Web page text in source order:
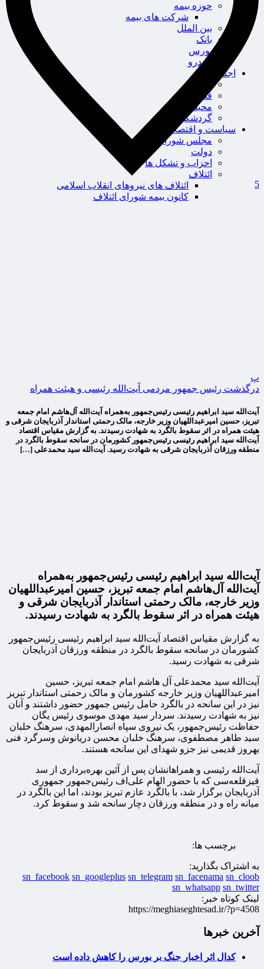
حوزه بیمه
شرکت های بیمه
بین الملل
بانک
بورس
خودرو
اجتماعی
سلامت
قضایی
محیط زیست
گردشگری
سیاست و اقتصاد
مجلس شورای اسلامی
دولت
احزاب و تشکل ها
ائتلاف
ائتلاف های نیروهای انقلاب اسلامی
کانون بیمه شورای ائتلاف
5
پ
درگذشت رئیس جمهور مردمی آیت‌الله رئیسی و هیئت همراه
آیت‌الله سید ابراهیم رئیسی رئیس‌جمهور به‌همراه آیت‌الله آل‌هاشم امام جمعه
تبریز، حسین امیرعبداللهیان وزیر خارجه، مالک رحمتی استاندار آذربایجان شرقی و
هیئت همراه در اثر سقوط بالگرد به شهادت رسیدند. به گزارش مقیاس اقتصاد
آیت‌الله سید ابراهیم رئیسی رئیس‌جمهور کشورمان در سانحه سقوط بالگرد در
منطقه ورزقان آذربایجان شرقی به شهادت رسید. آیت‌الله سید محمدعلی […]
آیت‌الله سید ابراهیم رئیسی رئیس‌جمهور به‌همراه
آیت‌الله آل‌هاشم امام جمعه تبریز، حسین امیرعبداللهیان
وزیر خارجه، مالک رحمتی استاندار آذربایجان شرقی و
هیئت همراه در اثر سقوط بالگرد به شهادت رسیدند.
به گزارش مقیاس اقتصاد آیت‌الله سید ابراهیم رئیسی رئیس‌جمهور
کشورمان در سانحه سقوط بالگرد در منطقه ورزقان آذربایجان
شرقی به شهادت رسید.
آیت‌الله سید محمدعلی آل هاشم امام جمعه تبریز، حسین
امیرعبداللهیان وزیر خارجه کشورمان و مالک رحمتی استاندار تبریز
نیز در این سانحه در بالگرد حامل رئیس جمهور حضور داشتند و آنان
نیز به شهادت رسیدند. سردار سید مهدی موسوی رئیس یگان
حفاظت رئیس‌جمهور، یک نیروی سپاه انصارالمهدی، سرهنگ خلبان
سید طاهر مصطفوی، سرهنگ خلبان محسن دریانوش وسرگرد فنی
بهروز قدیمی نیز جزو شهدای این سانحه هستند.
آیت‌الله رئیسی و همراهانشان پس از آئین بهره‌برداری از سد
قیزقلعه‌سی که با حضور الهام علی‌اف رئیس‌جمهور جمهوری
آذربایجان برگزار شد، با بالگرد عازم تبریز بودند، اما این بالگرد در
میانه راه و در منطقه ورزقان دچار سانحه شد و سقوط کرد.
برچسب ها:
به اشتراک بگذارید:
sn_facebook sn_googleplus sn_telegram sn_facenama sn_cloob
sn_whatsapp sn_twitter
لینک کوتاه خبر:
https://meghiaseghtesad.ir/?p=4508
آخرین خبرها
کدال اثر اخبار جنگ بر بورس را کاهش داده است